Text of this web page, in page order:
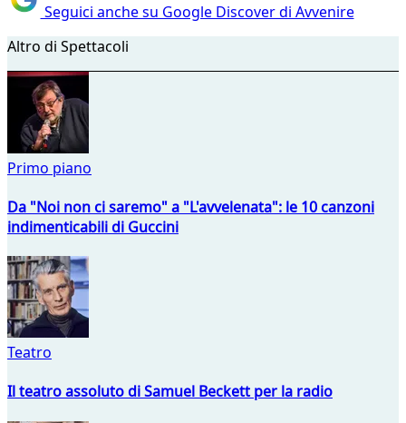
Seguici anche su Google Discover di Avvenire
Altro di Spettacoli
Primo piano
Da "Noi non ci saremo" a "L'avvelenata": le 10 canzoni
indimenticabili di Guccini
Teatro
Il teatro assoluto di Samuel Beckett per la radio